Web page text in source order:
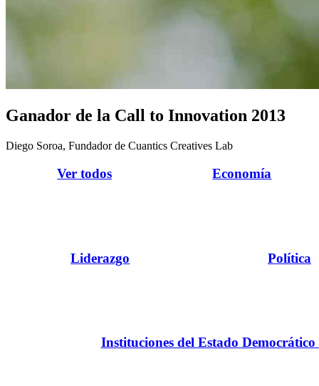
Ganador de la Call to Innovation 2013
Diego Soroa, Fundador de Cuantics Creatives Lab
Ver todos Economía
Liderazgo Política
Instituciones del Estado Democrático